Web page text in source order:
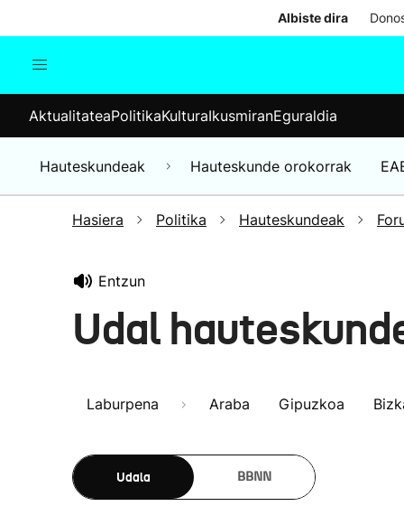
Albiste dira
Munduko albisteak
Hauteskundeak
AktualitateaPolitikaKulturaIkusmiranEguraldia
Hauteskundeak Hauteskunde orokorrak
Hasiera Politika Hauteskundeak
Entzun
Udal
Laburpena Araba Gipuzkoa
Udala BBNN